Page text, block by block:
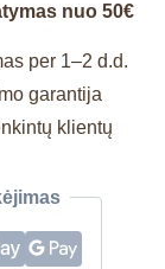
nuo 50€
per 1–2 d.d.
garantija
klientų